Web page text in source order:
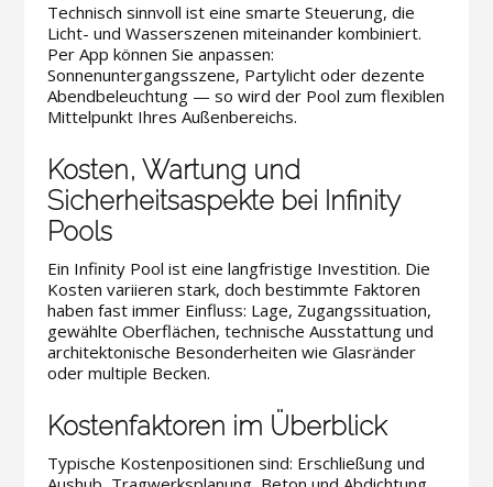
Technisch sinnvoll ist eine smarte Steuerung, die
Licht- und Wasserszenen miteinander kombiniert.
Per App können Sie anpassen:
Sonnenuntergangsszene, Partylicht oder dezente
Abendbeleuchtung — so wird der Pool zum flexiblen
Mittelpunkt Ihres Außenbereichs.
Kosten, Wartung und
Sicherheitsaspekte bei Infinity
Pools
Ein Infinity Pool ist eine langfristige Investition. Die
Kosten variieren stark, doch bestimmte Faktoren
haben fast immer Einfluss: Lage, Zugangssituation,
gewählte Oberflächen, technische Ausstattung und
architektonische Besonderheiten wie Glasränder
oder multiple Becken.
Kostenfaktoren im Überblick
Typische Kostenpositionen sind: Erschließung und